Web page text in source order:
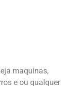
maquinas,
e ou qualquer